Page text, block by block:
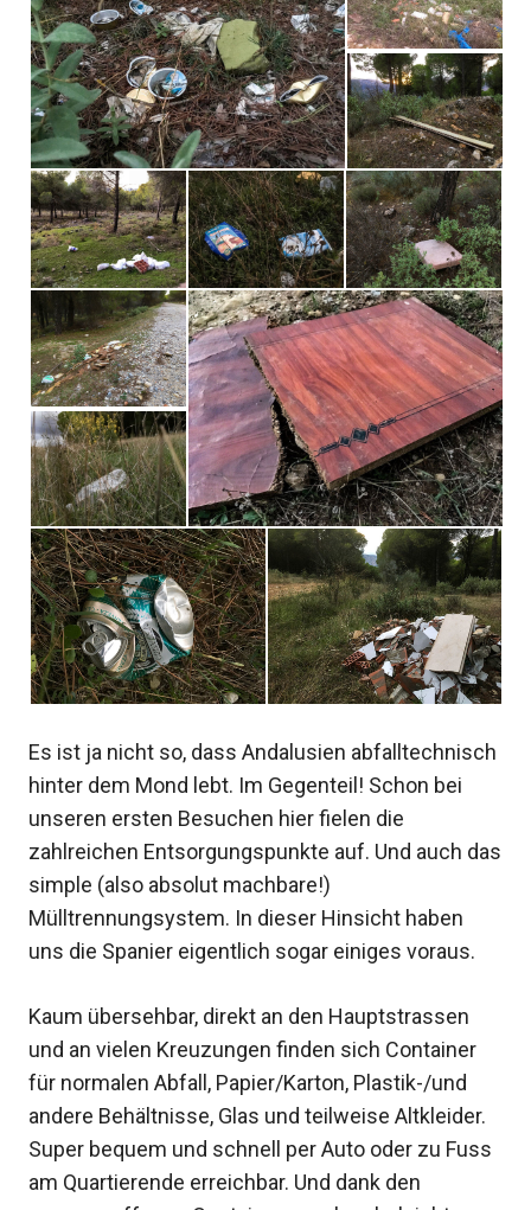
Es ist ja nicht so, dass Andalusien abfalltechnisch
hinter dem Mond lebt. Im Gegenteil! Schon bei
unseren ersten Besuchen hier fielen die
zahlreichen Entsorgungspunkte auf. Und auch das
simple (also absolut machbare!)
Mülltrennungsystem. In dieser Hinsicht haben
uns die Spanier eigentlich sogar einiges voraus.
Kaum übersehbar, direkt an den Hauptstrassen
und an vielen Kreuzungen finden sich Container
für normalen Abfall, Papier/Karton, Plastik-/und
andere Behältnisse, Glas und teilweise Altkleider.
Super bequem und schnell per Auto oder zu Fuss
am Quartierende erreichbar. Und dank den